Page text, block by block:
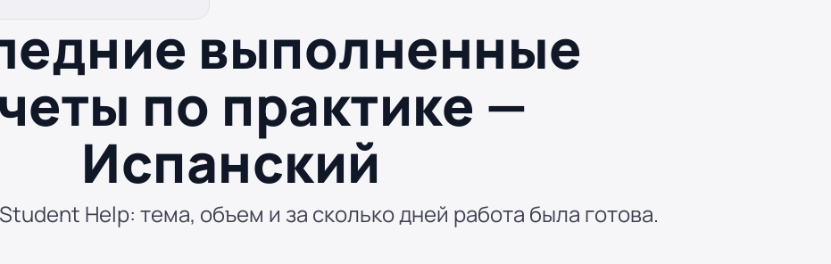
выполненные
по практике —
Испанский
Help: тема, объем и за сколько дней работа была готова.